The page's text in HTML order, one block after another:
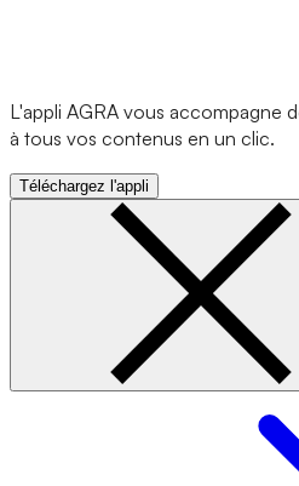
L'appli AGRA vous accompagne
à tous vos contenus en un clic.
Téléchargez l'appli